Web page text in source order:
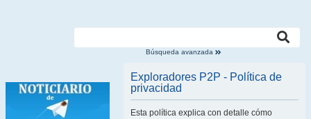
Búsqueda avanzada
Exploradores P2P - Política de
privacidad
Esta política explica con detalle cómo